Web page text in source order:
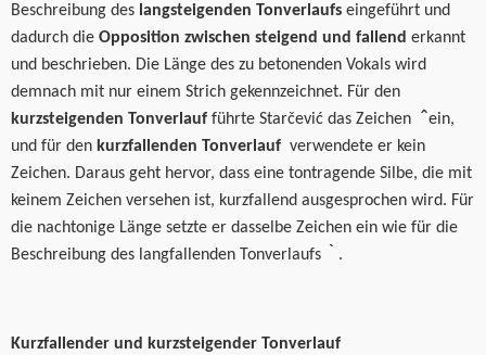
Beschreibung des langsteigenden Tonverlaufs eingeführt und
dadurch die Opposition zwischen steigend und fallend erkannt
und beschrieben. Die Länge des zu betonenden Vokals wird
demnach mit nur einem Strich gekennzeichnet. Für den
kurzsteigenden Tonverlauf führte Starčević das Zeichen
ein,
und für den kurzfallenden Tonverlauf verwendete er kein
Zeichen. Daraus geht hervor, dass eine tontragende Silbe, die mit
keinem Zeichen versehen ist, kurzfallend ausgesprochen wird. Für
die nachtonige Länge setzte er dasselbe Zeichen ein wie für die
Beschreibung des langfallenden Tonverlaufs
.
Kurzfallender und kurzsteigender Tonverlauf